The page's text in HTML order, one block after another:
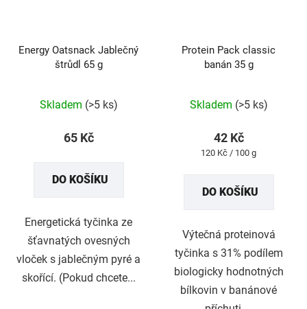
Energy Oatsnack Jablečný
štrůdl 65 g
hodnocení
je
z
hvězdiček.
Skladem (>5 ks)
65 Kč
DO KOŠÍKU
Energetická tyčinka ze
šťavnatých ovesných
vloček s jablečným pyré a
skořící. (Pokud chcete...
Protein Pack classic
banán 35 g
hodnocení
je
5
Skladem (>5 ks)
42 Kč
Měrná
120 Kč / 100 g
DO KOŠÍKU
Výtečná proteinová
tyčinka s 31% podílem
biologicky hodnotných
bílkovin v banánové